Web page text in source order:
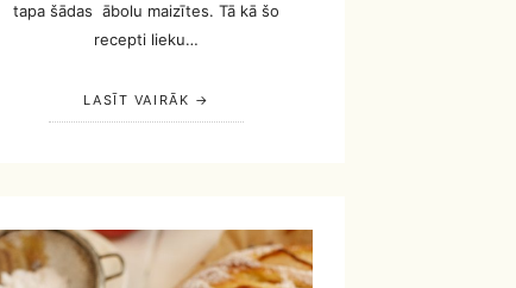
tapa šādas ābolu maizītes. Tā kā šo
recepti lieku…
LASĪT VAIRĀK